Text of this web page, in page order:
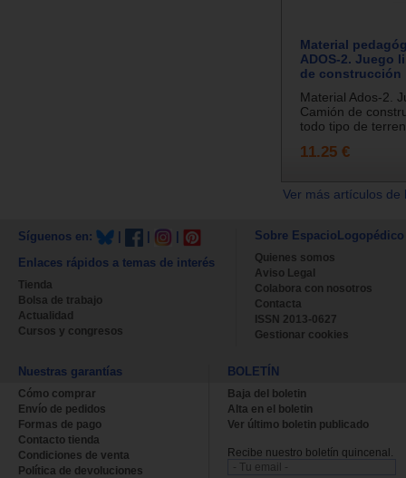
Material
ADOS-2. Juego
de construcción
Material Ados-2.
Camión de
todo tipo de
11.25 €
Ver más artículos
Síguenos en:
Enlaces rápidos a temas de interés
Tienda
Bolsa de trabajo
Actualidad
Cursos y congresos
Sobre EspacioLogopédico
Quienes somos
Aviso Legal
Colabora con nosotros
Contacta
ISSN 2013-0627
Gestionar cookies
Nuestras garantías
Cómo comprar
Envío de pedidos
Formas de pago
Contacto tienda
Condiciones de venta
Política de devoluciones
BOLETÍN
Baja del boletin
Alta en el boletin
Ver último boletin publicado
Recibe nuestro boletín quincenal.